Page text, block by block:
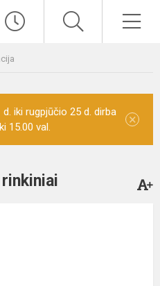
iki rugpjūčio 25 d. dirba
15.00 val.
×
rinkiniai